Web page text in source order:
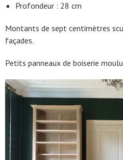
Profondeur : 28 cm
Montants de sept centimètres
façades.
Petits panneaux de boiserie